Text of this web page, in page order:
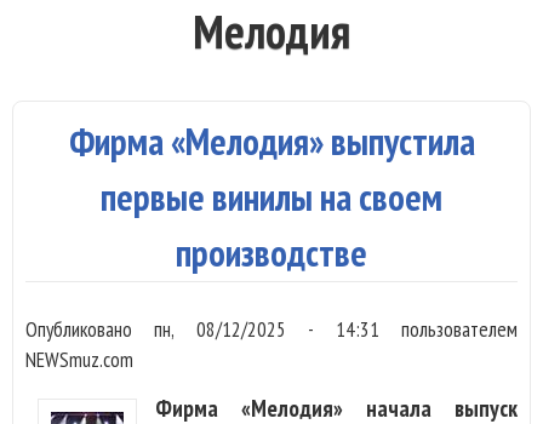
Мелодия
Фирма «Мелодия» выпустила
первые винилы на своем
производстве
Опубликованопн, 08/12/2025 - 14:31 пользователем
NEWSmuz.com
Фирма «Мелодия» начала выпуск